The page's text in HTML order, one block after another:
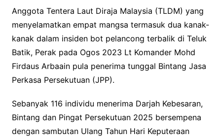
Anggota Tentera Laut Diraja Malaysia (TLDM) yang
menyelamatkan empat mangsa termasuk dua kanak-
kanak dalam insiden bot pelancong terbalik di Teluk
Batik, Perak pada Ogos 2023 Lt Komander Mohd
Firdaus Arbaain pula penerima tunggal Bintang Jasa
Perkasa Persekutuan (JPP).
Sebanyak 116 individu menerima Darjah Kebesaran,
Bintang dan Pingat Persekutuan 2025 bersempena
dengan sambutan Ulang Tahun Hari Keputeraan